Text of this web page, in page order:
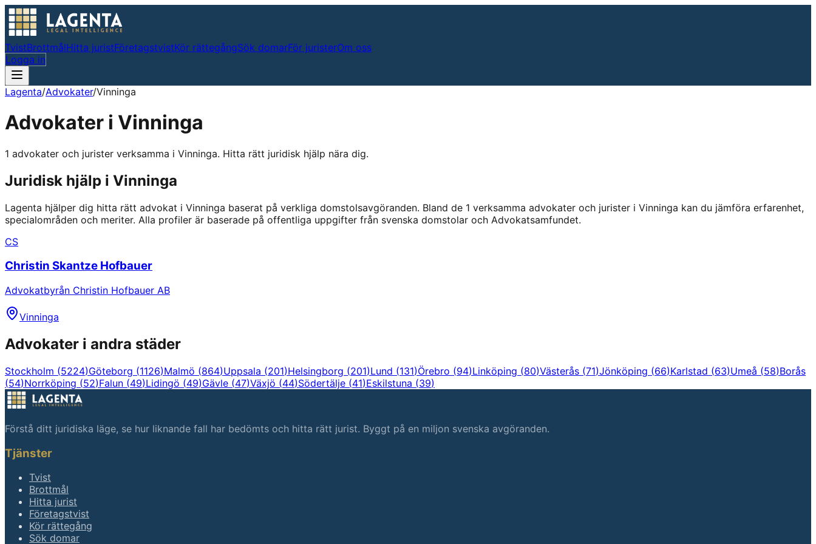
TvistBrottmålHitta juristFöretagstvistKör rättegångSök domarFör juristerOm oss
Logga in
Lagenta/Advokater/Vinninga
Advokater i Vinninga
1 advokater och jurister verksamma i Vinninga. Hitta rätt juridisk hjälp nära dig.
Juridisk hjälp i Vinninga
Lagenta hjälper dig hitta rätt advokat i Vinninga baserat på verkliga domstolsavgöranden. Bland de 1 verksamma advokater och jurister i Vinninga kan du jämföra erfarenhet,
specialområden och meriter. Alla profiler är baserade på offentliga uppgifter från svenska domstolar och Advokatsamfundet.
CS
Christin Skantze Hofbauer
Advokatbyrån Christin Hofbauer AB
Vinninga
Advokater i andra städer
Stockholm (5224)Göteborg (1126)Malmö (864)Uppsala (201)Helsingborg (201)Lund (131)Örebro (94)Linköping (80)Västerås (71)Jönköping (66)Karlstad (63)Umeå (58)Borås
(54)Norrköping (52)Falun (49)Lidingö (49)Gävle (47)Växjö (44)Södertälje (41)Eskilstuna (39)
Förstå ditt juridiska läge, se hur liknande fall har bedömts och hitta rätt jurist. Byggt på en miljon svenska avgöranden.
Tjänster
Tvist
Brottmål
Hitta jurist
Företagstvist
Kör rättegång
Sök domar